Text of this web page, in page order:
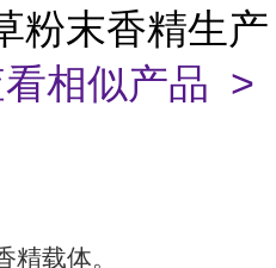
粉末香精生产
相似产品 >
载体。